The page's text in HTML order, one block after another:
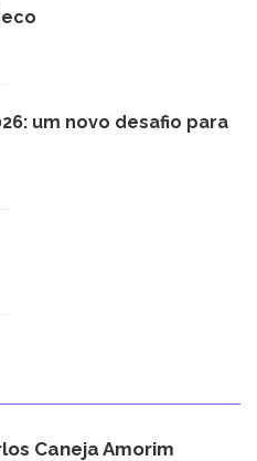
um novo desafio para
Caneja Amorim